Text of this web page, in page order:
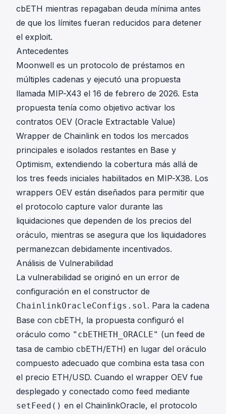
cbETH mientras repagaban deuda mínima antes
de que los límites fueran reducidos para detener
el exploit.
Antecedentes
Moonwell es un protocolo de préstamos en
múltiples cadenas y ejecutó una propuesta
llamada MIP-X43 el 16 de febrero de 2026. Esta
propuesta tenía como objetivo activar los
contratos OEV (Oracle Extractable Value)
Wrapper de Chainlink en todos los mercados
principales e isolados restantes en Base y
Optimism, extendiendo la cobertura más allá de
los tres feeds iniciales habilitados en MIP-X38. Los
wrappers OEV están diseñados para permitir que
el protocolo capture valor durante las
liquidaciones que dependen de los precios del
oráculo, mientras se asegura que los liquidadores
permanezcan debidamente incentivados.
Análisis de Vulnerabilidad
La vulnerabilidad se originó en un error de
configuración en el constructor de
ChainlinkOracleConfigs.sol. Para la cadena
Base con cbETH, la propuesta configuró el
oráculo como "cbETHETH_ORACLE" (un feed de
tasa de cambio cbETH/ETH) en lugar del oráculo
compuesto adecuado que combina esta tasa con
el precio ETH/USD. Cuando el wrapper OEV fue
desplegado y conectado como feed mediante
setFeed() en el ChainlinkOracle, el protocolo